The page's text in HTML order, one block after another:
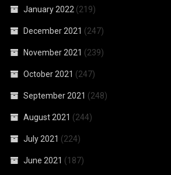
January 2022 (219)
December 2021 (247)
November 2021 (239)
October 2021 (247)
September 2021 (248)
August 2021 (244)
July 2021 (224)
June 2021 (187)